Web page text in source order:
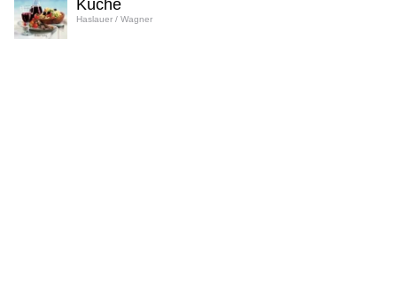
Küche
Haslauer / Wagner